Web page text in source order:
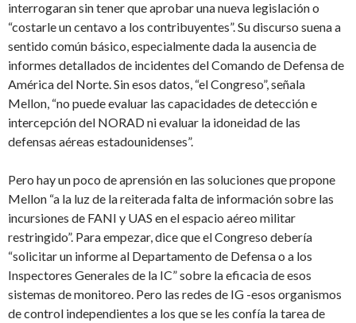
interrogaran sin tener que aprobar una nueva legislación o
“costarle un centavo a los contribuyentes”. Su discurso suena a
sentido común básico, especialmente dada la ausencia de
informes detallados de incidentes del Comando de Defensa de
América del Norte. Sin esos datos, “el Congreso”, señala
Mellon, “no puede evaluar las capacidades de detección e
intercepción del NORAD ni evaluar la idoneidad de las
defensas aéreas estadounidenses”.
Pero hay un poco de aprensión en las soluciones que propone
Mellon “a la luz de la reiterada falta de información sobre las
incursiones de FANI y UAS en el espacio aéreo militar
restringido”. Para empezar, dice que el Congreso debería
“solicitar un informe al Departamento de Defensa o a los
Inspectores Generales de la IC” sobre la eficacia de esos
sistemas de monitoreo. Pero las redes de IG -esos organismos
de control independientes a los que se les confía la tarea de